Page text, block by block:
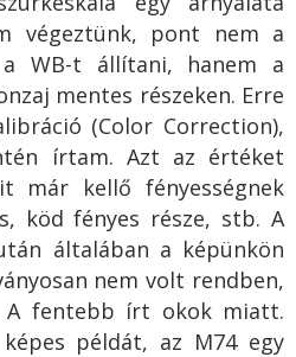
végeztünk, pont nem a
WB-t állítani, hanem a
mentes részeken. Erre
(Color Correction),
írtam. Azt az értéket
már kellő fényességnek
köd fényes része, stb. A
általában a képünkön
nem volt rendben,
A fentebb írt okok miatt.
példát, az M74 egy